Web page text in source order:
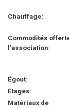
Chauffage:
Commodités
l'association:
Égout:
Étages:
Matériaux de